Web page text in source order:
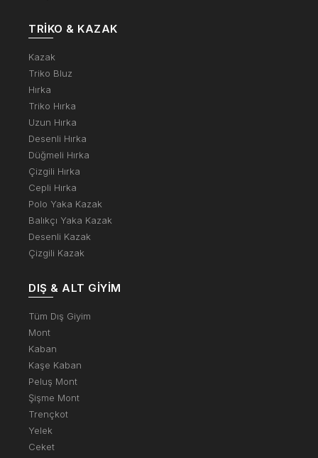
TRIKO & KAZAK
Kazak
Triko Bluz
Hırka
Triko Hırka
Uzun Hırka
Desenli Hırka
Düğmeli Hırka
Çizgili Hırka
Cepli Hırka
Polo Yaka Kazak
Balıkçı Yaka Kazak
Desenli Kazak
Çizgili Kazak
DIŞ & ALT GIYIM
Tüm Dış Giyim
Mont
Kaban
Kaşe Kaban
Peluş Mont
Şişme Mont
Trençkot
Yelek
Ceket